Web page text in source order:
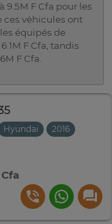
9.5M F Cfa pour les
ces véhicules ont
équipés de
F Cfa, tandis
F Cfa.
Hyundai 2016